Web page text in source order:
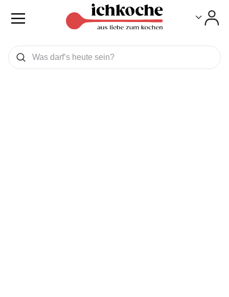
Was wollen Sie suchen
Suchen